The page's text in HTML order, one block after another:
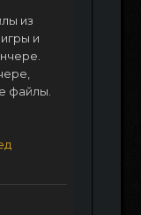
из
и
файлы.